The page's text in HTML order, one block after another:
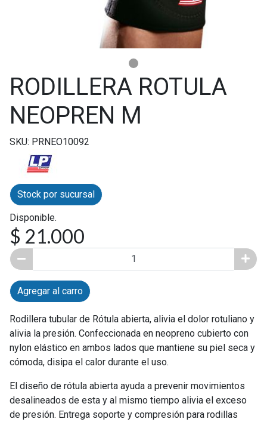
RODILLERA ROTULA
NEOPREN M
SKU: PRNEO10092
Stock por sucursal
Disponible.
$ 21.000
Agregar al carro
Rodillera tubular de Rótula abierta, alivia el dolor rotuliano y
alivia la presión. Confeccionada en neopreno cubierto con
nylon elástico en ambos lados que mantiene su piel seca y
cómoda, disipa el calor durante el uso.
El diseño de rótula abierta ayuda a prevenir movimientos
desalineados de esta y al mismo tiempo alivia el exceso
de presión. Entrega soporte y compresión para rodillas